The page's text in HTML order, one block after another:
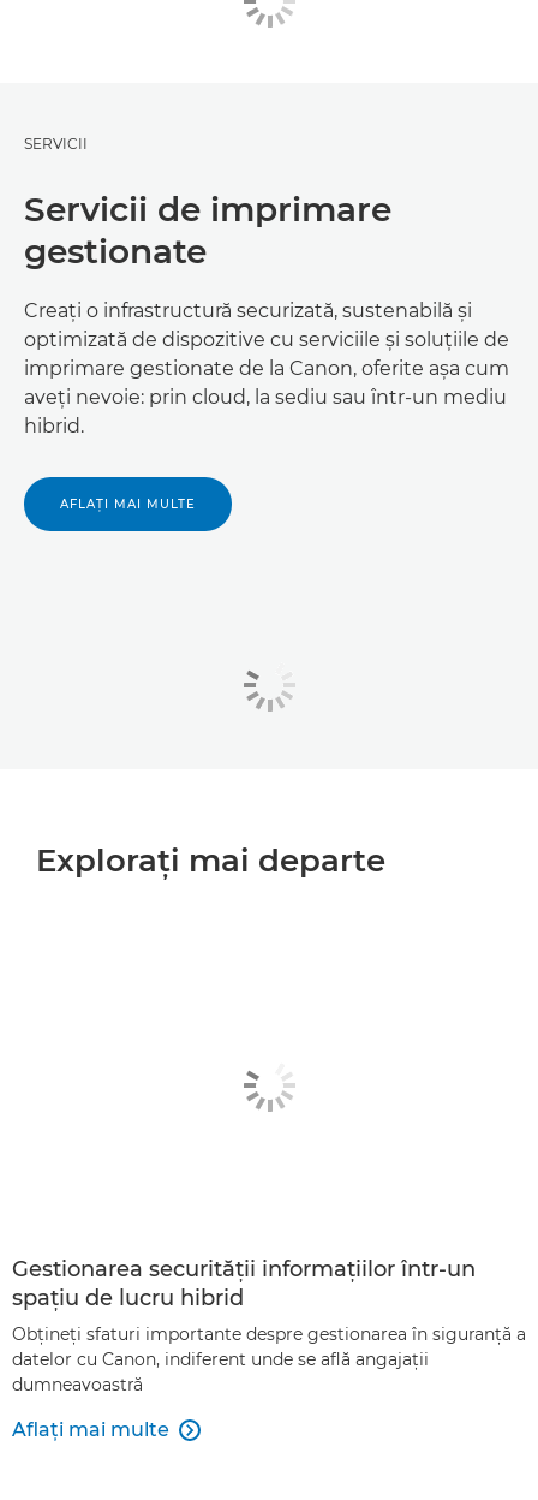
SERVICII
Servicii de imprimare
gestionate
Creaţi o infrastructură securizată, sustenabilă şi
optimizată de dispozitive cu serviciile şi soluţiile de
imprimare gestionate de la Canon, oferite aşa cum
aveţi nevoie: prin cloud, la sediu sau într-un mediu
hibrid.
AFLAŢI MAI MULTE
Exploraţi mai departe
Gestionarea securităţii informaţiilor într-un
spaţiu de lucru hibrid
Obţineţi sfaturi importante despre gestionarea în siguranţă a
datelor cu Canon, indiferent unde se află angajaţii
dumneavoastră
Aflaţi mai multe 